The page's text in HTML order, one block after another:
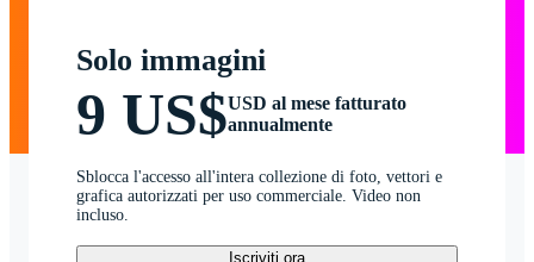
Solo immagini
9 US$USD al mese fatturato
annualmente
Sblocca l'accesso all'intera collezione di foto, vettori e
grafica autorizzati per uso commerciale. Video non
incluso.
Iscriviti ora